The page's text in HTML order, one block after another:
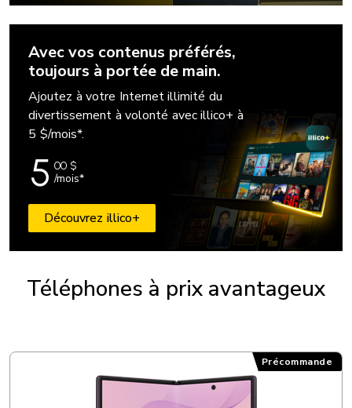
Avec vos contenus préférés,
toujours à portée de main.
Ajoutez à votre Internet illimité du
divertissement à volonté avec illico+ à
5 $/mois*.
5 00 $
/mois*
Découvrez illico+
Téléphones à prix avantageux
Précommande